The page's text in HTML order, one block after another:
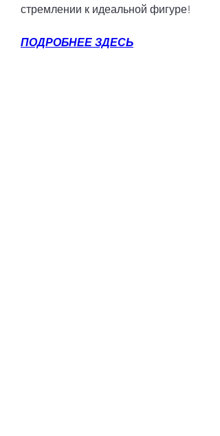
стремлении к идеальной фигуре!
ПОДРОБНЕЕ ЗДЕСЬ